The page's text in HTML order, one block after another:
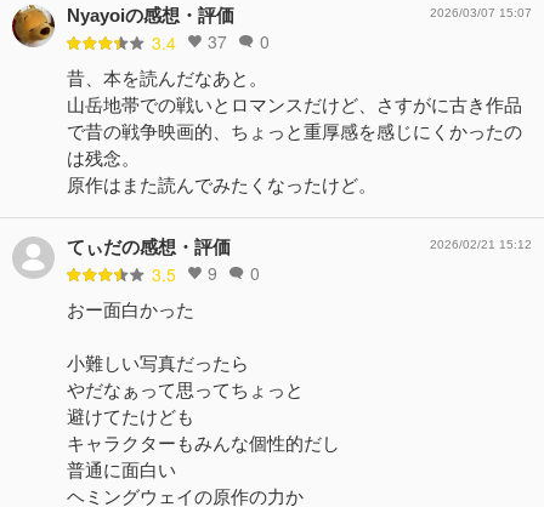
Nyayoiの感想・評価
3.4 37 0
2026/03/07 15:07
昔、本を読んだなあと。
山岳地帯での戦いとロマンスだけど、さすがに古き作品
で昔の戦争映画的、ちょっと重厚感を感じにくかったの
は残念。
原作はまた読んでみたくなったけど。
てぃだの感想・評価
3.5 9 0
2026/02/21 15:12
おー面白かった
小難しい写真だったら
やだなぁって思ってちょっと
避けてたけども
キャラクターもみんな個性的だし
普通に面白い
ヘミングウェイの原作の力か